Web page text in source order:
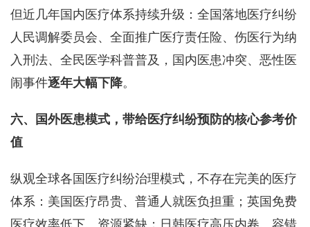
但近几年国内医疗体系持续升级：全国落地医疗纠纷
人民调解委员会、全面推广医疗责任险、伤医行为纳
入刑法、全民医学科普普及，国内医患冲突、恶性医
闹事件逐年大幅下降。
六、国外医患模式，带给医疗纠纷预防的核心参考价
值
纵观全球各国医疗纠纷治理模式，不存在完美的医疗
体系：美国医疗昂贵、普通人就医负担重；英国免费
医疗效率低下、资源紧缺；日韩医疗高压内卷、容错